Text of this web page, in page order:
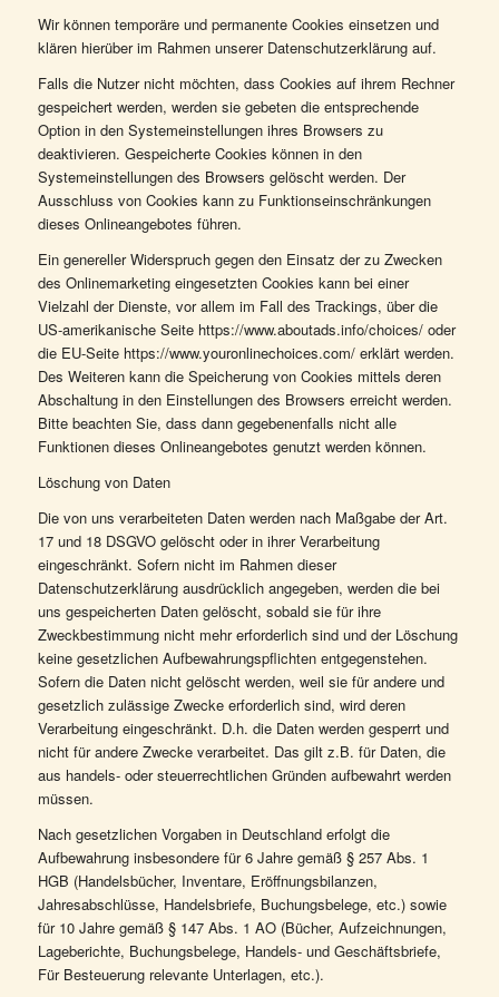
Wir können temporäre und permanente Cookies einsetzen und
klären hierüber im Rahmen unserer Datenschutzerklärung auf.
Falls die Nutzer nicht möchten, dass Cookies auf ihrem Rechner
gespeichert werden, werden sie gebeten die entsprechende
Option in den Systemeinstellungen ihres Browsers zu
deaktivieren. Gespeicherte Cookies können in den
Systemeinstellungen des Browsers gelöscht werden. Der
Ausschluss von Cookies kann zu Funktionseinschränkungen
dieses Onlineangebotes führen.
Ein genereller Widerspruch gegen den Einsatz der zu Zwecken
des Onlinemarketing eingesetzten Cookies kann bei einer
Vielzahl der Dienste, vor allem im Fall des Trackings, über die
US-amerikanische Seite https://www.aboutads.info/choices/ oder
die EU-Seite https://www.youronlinechoices.com/ erklärt werden.
Des Weiteren kann die Speicherung von Cookies mittels deren
Abschaltung in den Einstellungen des Browsers erreicht werden.
Bitte beachten Sie, dass dann gegebenenfalls nicht alle
Funktionen dieses Onlineangebotes genutzt werden können.
Löschung von Daten
Die von uns verarbeiteten Daten werden nach Maßgabe der Art.
17 und 18 DSGVO gelöscht oder in ihrer Verarbeitung
eingeschränkt. Sofern nicht im Rahmen dieser
Datenschutzerklärung ausdrücklich angegeben, werden die bei
uns gespeicherten Daten gelöscht, sobald sie für ihre
Zweckbestimmung nicht mehr erforderlich sind und der Löschung
keine gesetzlichen Aufbewahrungspflichten entgegenstehen.
Sofern die Daten nicht gelöscht werden, weil sie für andere und
gesetzlich zulässige Zwecke erforderlich sind, wird deren
Verarbeitung eingeschränkt. D.h. die Daten werden gesperrt und
nicht für andere Zwecke verarbeitet. Das gilt z.B. für Daten, die
aus handels- oder steuerrechtlichen Gründen aufbewahrt werden
müssen.
Nach gesetzlichen Vorgaben in Deutschland erfolgt die
Aufbewahrung insbesondere für 6 Jahre gemäß § 257 Abs. 1
HGB (Handelsbücher, Inventare, Eröffnungsbilanzen,
Jahresabschlüsse, Handelsbriefe, Buchungsbelege, etc.) sowie
für 10 Jahre gemäß § 147 Abs. 1 AO (Bücher, Aufzeichnungen,
Lageberichte, Buchungsbelege, Handels- und Geschäftsbriefe,
Für Besteuerung relevante Unterlagen, etc.).